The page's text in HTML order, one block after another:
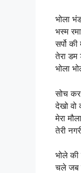
भोला
भस्म
सर्पो
तेरा
भोला
सोच
देखो वो
मेरा
तेरी
भोले की
चले जब